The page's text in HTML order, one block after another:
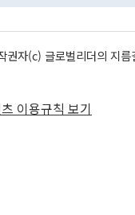
권자(c) 글로벌리더의 지
이용규칙 보기